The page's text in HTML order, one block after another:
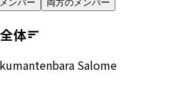
ンバー 両方のメンバー
全体
Salome